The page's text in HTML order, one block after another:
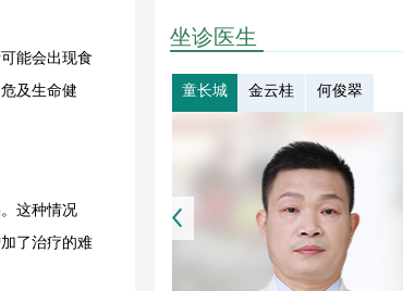
能会出现食
及生命健
这种情况
了治疗的难
坐诊医生
童长城 金云桂 何俊翠